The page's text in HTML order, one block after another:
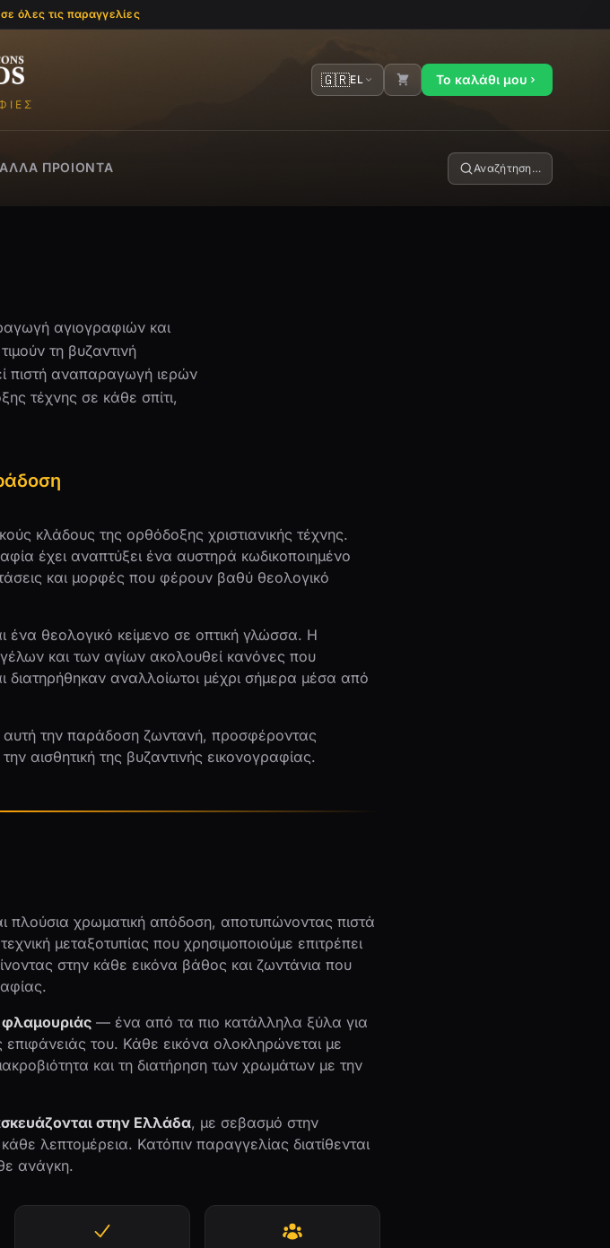
όλες τις παραγγελίες
🇬🇷EL Το καλάθι μου
ΑΛΛΑ ΠΡΟΙΌΝΤΑ Αναζήτηση…
αγιογραφιών και
τη βυζαντινή
πιστή αναπαραγωγή ιερών
τέχνης σε κάθε σπίτι,
κλάδους της ορθόδοξης χριστιανικής τέχνης.
έχει αναπτύξει ένα αυστηρά κωδικοποιημένο
και μορφές που φέρουν βαθύ θεολογικό
ένα θεολογικό κείμενο σε οπτική γλώσσα. Η
και των αγίων ακολουθεί κανόνες που
διατηρήθηκαν αναλλοίωτοι μέχρι σήμερα μέσα από
αυτή την παράδοση ζωντανή, προσφέροντας
αισθητική της βυζαντινής εικονογραφίας.
πλούσια χρωματική απόδοση, αποτυπώνοντας πιστά
μεταξοτυπίας που χρησιμοποιούμε επιτρέπει
στην κάθε εικόνα βάθος και ζωντάνια που
— ένα από τα πιο κατάλληλα ξύλα για
του. Κάθε εικόνα ολοκληρώνεται με
και τη διατήρηση των χρωμάτων με την
στην Ελλάδα, με σεβασμό στην
λεπτομέρεια. Κατόπιν παραγγελίας διατίθενται
ανάγκη.